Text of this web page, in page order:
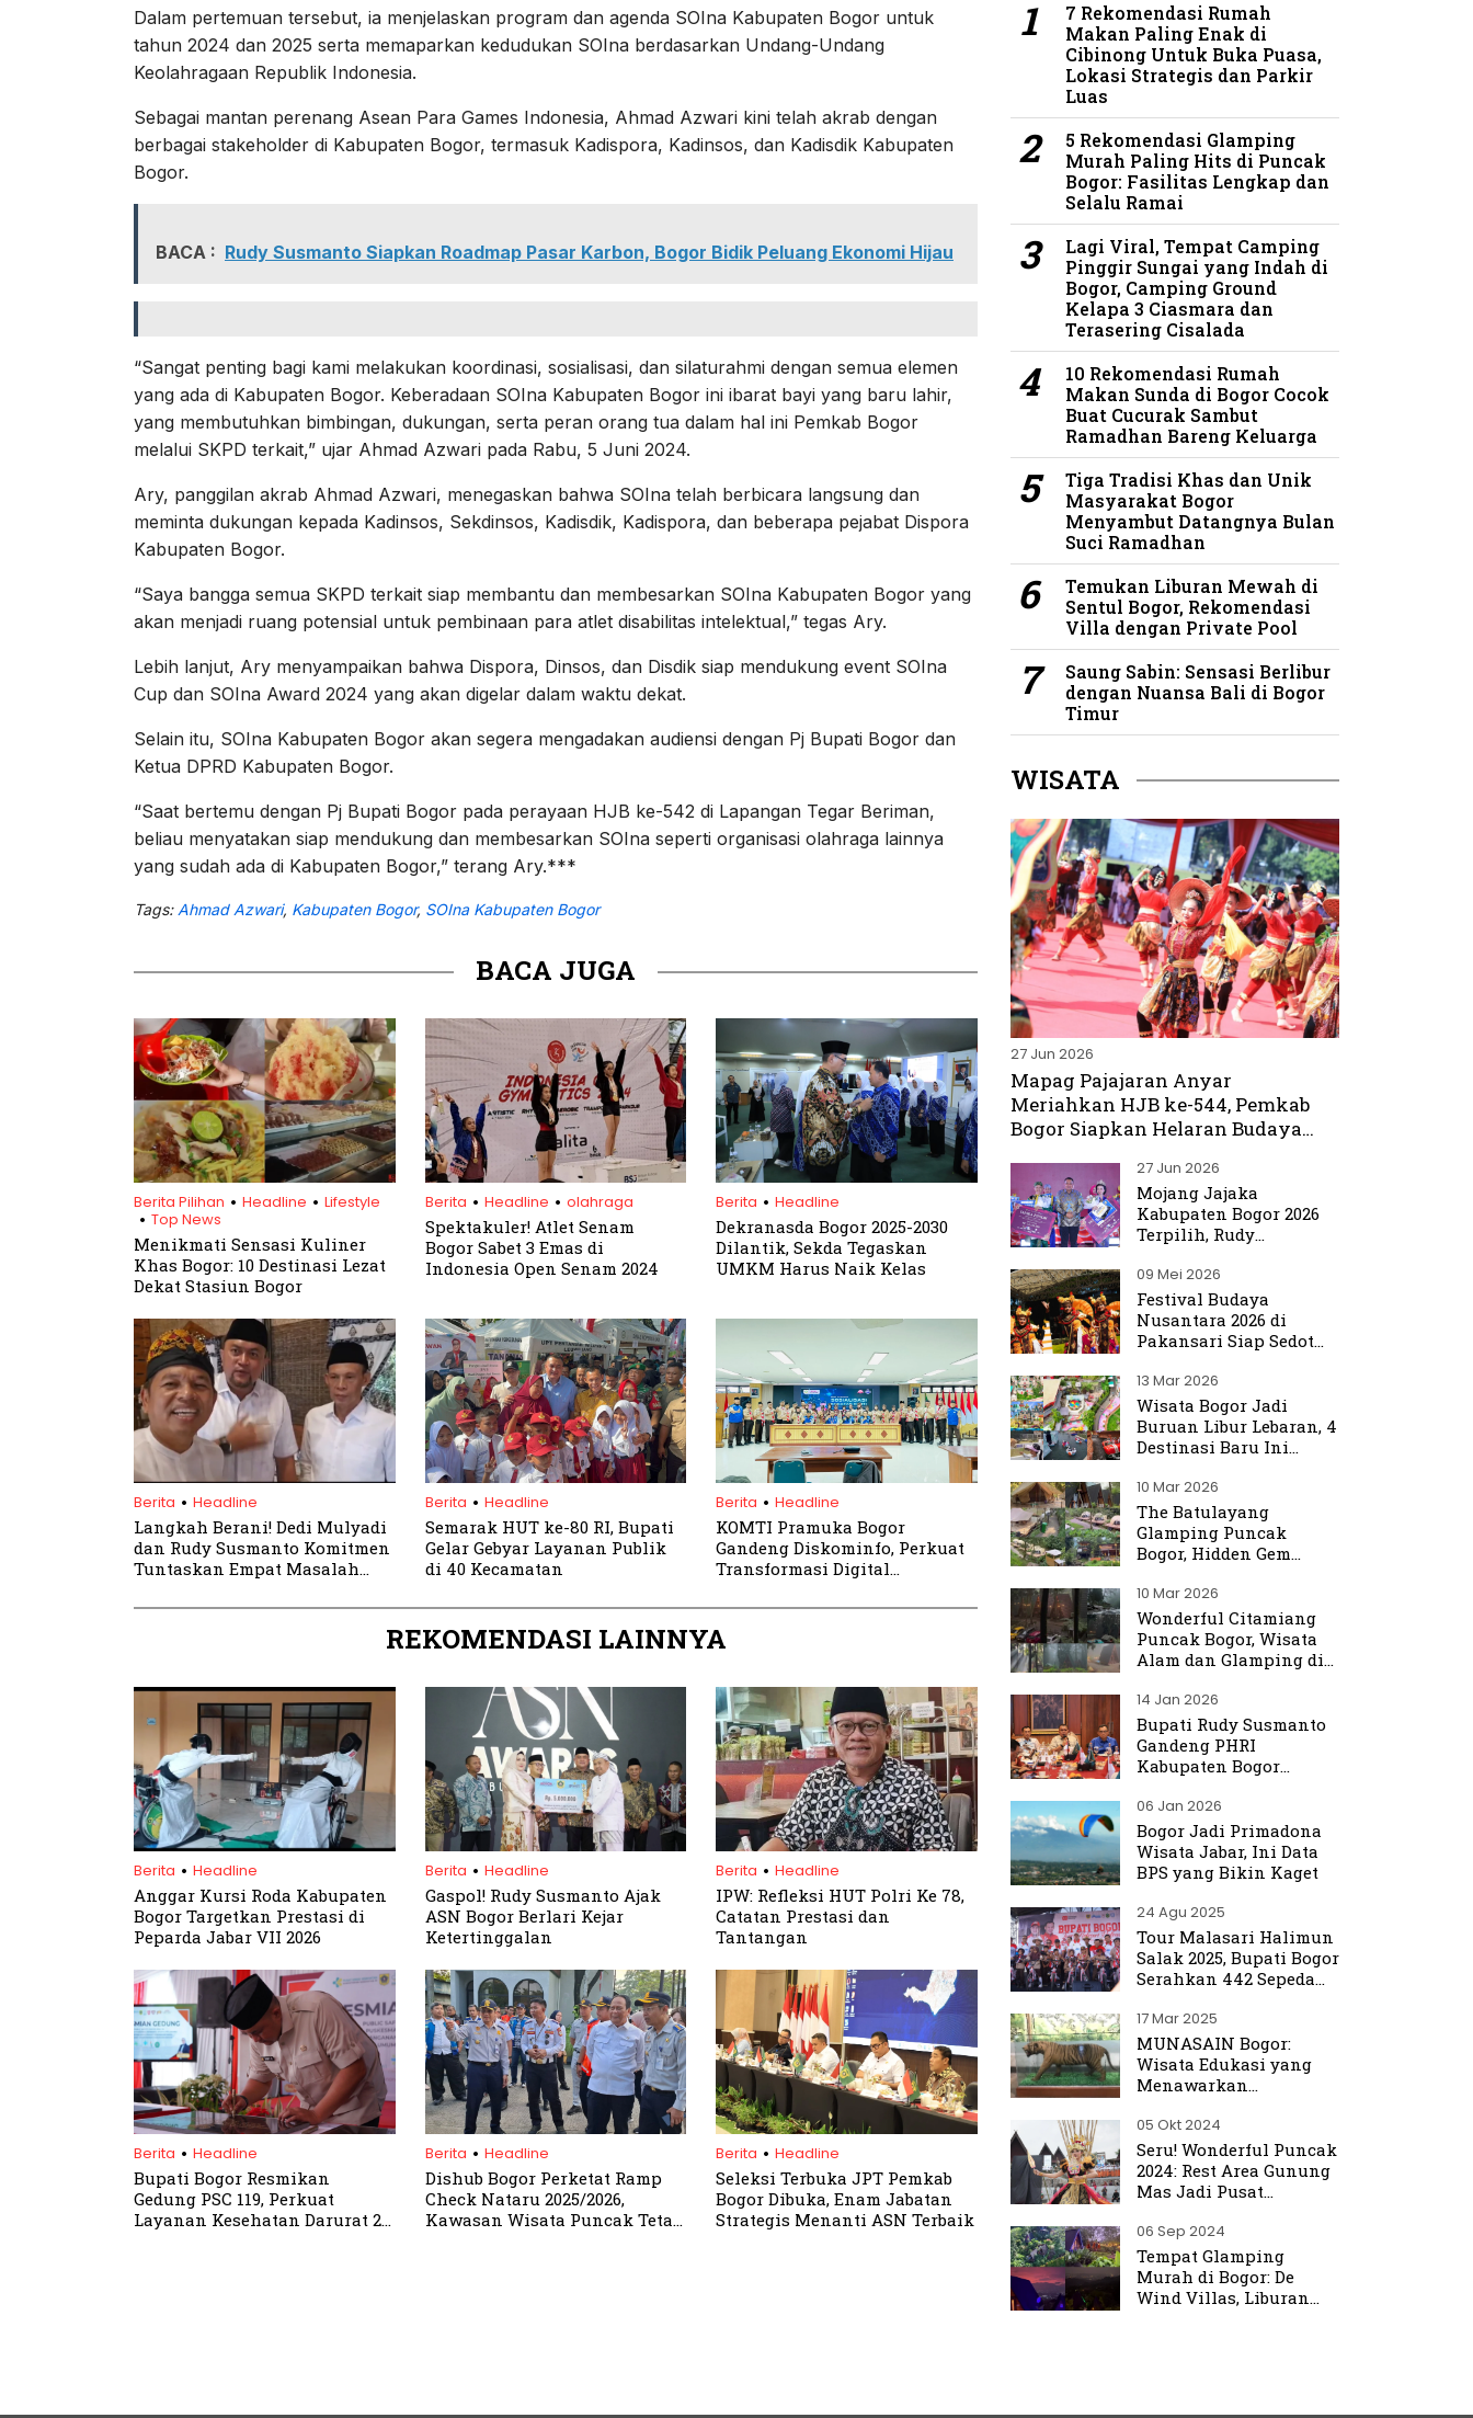
Dalam pertemuan tersebut, ia menjelaskan program dan agenda SOIna Kabupaten Bogor untuk
tahun 2024 dan 2025 serta memaparkan kedudukan SOIna berdasarkan Undang-Undang
Keolahragaan Republik Indonesia.
Sebagai mantan perenang Asean Para Games Indonesia, Ahmad Azwari kini telah akrab dengan
berbagai stakeholder di Kabupaten Bogor, termasuk Kadispora, Kadinsos, dan Kadisdik Kabupaten
Bogor.
BACA : Rudy Susmanto Siapkan Roadmap Pasar Karbon, Bogor Bidik Peluang Ekonomi Hijau
“Sangat penting bagi kami melakukan koordinasi, sosialisasi, dan silaturahmi dengan semua elemen
yang ada di Kabupaten Bogor. Keberadaan SOIna Kabupaten Bogor ini ibarat bayi yang baru lahir,
yang membutuhkan bimbingan, dukungan, serta peran orang tua dalam hal ini Pemkab Bogor
melalui SKPD terkait,” ujar Ahmad Azwari pada Rabu, 5 Juni 2024.
Ary, panggilan akrab Ahmad Azwari, menegaskan bahwa SOIna telah berbicara langsung dan
meminta dukungan kepada Kadinsos, Sekdinsos, Kadisdik, Kadispora, dan beberapa pejabat Dispora
Kabupaten Bogor.
“Saya bangga semua SKPD terkait siap membantu dan membesarkan SOIna Kabupaten Bogor yang
akan menjadi ruang potensial untuk pembinaan para atlet disabilitas intelektual,” tegas Ary.
Lebih lanjut, Ary menyampaikan bahwa Dispora, Dinsos, dan Disdik siap mendukung event SOIna
Cup dan SOIna Award 2024 yang akan digelar dalam waktu dekat.
Selain itu, SOIna Kabupaten Bogor akan segera mengadakan audiensi dengan Pj Bupati Bogor dan
Ketua DPRD Kabupaten Bogor.
“Saat bertemu dengan Pj Bupati Bogor pada perayaan HJB ke-542 di Lapangan Tegar Beriman,
beliau menyatakan siap mendukung dan membesarkan SOIna seperti organisasi olahraga lainnya
yang sudah ada di Kabupaten Bogor,” terang Ary.***
Tags: Ahmad Azwari, Kabupaten Bogor, SOIna Kabupaten Bogor
BACA JUGA
Berita Pilihan . Headline . Lifestyle
. Top News
Menikmati Sensasi Kuliner
Khas Bogor: 10 Destinasi Lezat
Dekat Stasiun Bogor
Berita . Headline . olahraga
Spektakuler! Atlet Senam
Bogor Sabet 3 Emas di
Indonesia Open Senam 2024
Berita . Headline
Dekranasda Bogor 2025-2030
Dilantik, Sekda Tegaskan
UMKM Harus Naik Kelas
Berita . Headline
Langkah Berani! Dedi Mulyadi
dan Rudy Susmanto Komitmen
Tuntaskan Empat Masalah
Berita . Headline
Semarak HUT ke-80 RI, Bupati
Gelar Gebyar Layanan Publik
di 40 Kecamatan
Berita . Headline
KOMTI Pramuka Bogor
Gandeng Diskominfo, Perkuat
Transformasi Digital
REKOMENDASI LAINNYA
Berita . Headline
Anggar Kursi Roda Kabupaten
Bogor Targetkan Prestasi di
Peparda Jabar VII 2026
Berita . Headline
Gaspol! Rudy Susmanto Ajak
ASN Bogor Berlari Kejar
Ketertinggalan
Berita . Headline
IPW: Refleksi HUT Polri Ke 78,
Catatan Prestasi dan
Tantangan
Berita . Headline
Bupati Bogor Resmikan
Gedung PSC 119, Perkuat
Layanan Kesehatan Darurat 24
Berita . Headline
Dishub Bogor Perketat Ramp
Check Nataru 2025/2026,
Kawasan Wisata Puncak Tetap
Berita . Headline
Seleksi Terbuka JPT Pemkab
Bogor Dibuka, Enam Jabatan
Strategis Menanti ASN Terbaik
7 Rekomendasi Rumah
Makan Paling Enak di
Cibinong Untuk Buka Puasa,
Lokasi Strategis dan Parkir
Luas
5 Rekomendasi Glamping
Murah Paling Hits di Puncak
Bogor: Fasilitas Lengkap dan
Selalu Ramai
Lagi Viral, Tempat Camping
Pinggir Sungai yang Indah di
Bogor, Camping Ground
Kelapa 3 Ciasmara dan
Terasering Cisalada
10 Rekomendasi Rumah
Makan Sunda di Bogor Cocok
Buat Cucurak Sambut
Ramadhan Bareng Keluarga
Tiga Tradisi Khas dan Unik
Masyarakat Bogor
Menyambut Datangnya Bulan
Suci Ramadhan
Temukan Liburan Mewah di
Sentul Bogor, Rekomendasi
Villa dengan Private Pool
Saung Sabin: Sensasi Berlibur
dengan Nuansa Bali di Bogor
Timur
WISATA
27 Jun 2026
Mapag Pajajaran Anyar
Meriahkan HJB ke-544, Pemkab
Bogor Siapkan Helaran Budaya
27 Jun 2026
Mojang Jajaka
Kabupaten Bogor 2026
Terpilih, Rudy
Promosikan Bogor ke
Dunia
09 Mei 2026
Festival Budaya
Nusantara 2026 di
Pakansari Siap Sedot
13 Mar 2026
Wisata Bogor Jadi
Buruan Libur Lebaran, 4
Destinasi Baru Ini
10 Mar 2026
The Batulayang
Glamping Puncak
Bogor, Hidden Gem
yang Menenangkan
10 Mar 2026
Wonderful Citamiang
Puncak Bogor, Wisata
Alam dan Glamping di
14 Jan 2026
Bupati Rudy Susmanto
Gandeng PHRI
Kabupaten Bogor
Sektor Pariwisata
06 Jan 2026
Bogor Jadi Primadona
Wisata Jabar, Ini Data
BPS yang Bikin Kaget
24 Agu 2025
Tour Malasari Halimun
Salak 2025, Bupati Bogor
Serahkan 442 Sepeda
17 Mar 2025
MUNASAIN Bogor:
Wisata Edukasi yang
Menawarkan
dari Kebun Raya Bogor
05 Okt 2024
Seru! Wonderful Puncak
2024: Rest Area Gunung
Mas Jadi Pusat
06 Sep 2024
Tempat Glamping
Murah di Bogor: De
Wind Villas, Liburan